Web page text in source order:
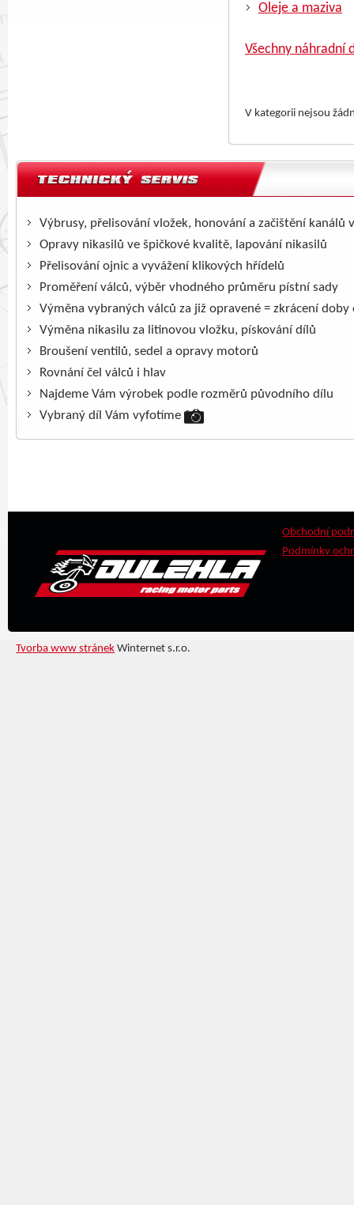
Oleje a maziva
Všechny náhradní
V kategorii nejsou
Výbrusy, přelisování vložek, honování a začištění kanálů
Opravy nikasilů ve špičkové kvalitě, lapování nikasilů
Přelisování ojnic a vyvážení klikových hřídelů
Proměření válců, výběr vhodného průměru pístní sady
Výměna vybraných válců za již opravené = zkrácení doby
Výměna nikasilu za litinovou vložku, pískování dílů
Broušení ventilů, sedel a opravy motorů
Rovnání čel válců i hlav
Najdeme Vám výrobek podle rozměrů původního dílu
Vybraný díl Vám vyfotíme
Obchodní
Podmínky
Tvorba www stránek Winternet s.r.o.